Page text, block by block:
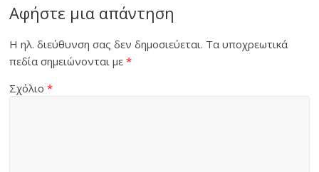
Αφήστε μια απάντηση
Η ηλ. διεύθυνση σας δεν δημοσιεύεται. Τα υποχρεωτικά
πεδία σημειώνονται με*
Σχόλιο*